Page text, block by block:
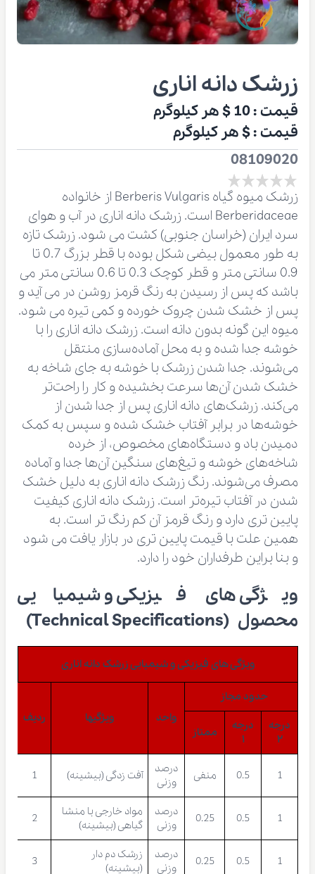
زرشک دانه اناری
قیمت :
هر کیلوگرم
قیمت :$هر کیلوگرم
08109020
زرشک میوه گیاه Berberis Vulgaris از خانواده
Berberidaceae است. زرشک دانه اناری در آب و هوای
سرد ایران (خراسان جنوبی) کشت می شود. زرشک تازه
به طور معمول بیضی شکل بوده با قطر بزرگ 0.7 تا
0.9 سانتی متر و قطر کوچک 0.3 تا 0.6 سانتی متر می
باشد که پس از رسیدن به رنگ قرمز روشن در می آید و
پس از خشک شدن چروک خورده و کمی تیره می شود.
میوه این گونه بدون دانه است. زرشک دانه اناری را با
خوشه جدا شده و به محل آماده‌سازی منتقل
می‌شوند. جدا شدن زرشک با خوشه به جای شاخه به
خشک شدن آن‌ها سرعت بخشیده و کار را راحت‌تر
می‌کند. زرشک‌های دانه اناری پس از جدا شدن از
خوشه‌ها در برابر آفتاب خشک شده و سپس به کمک
دمیدن باد و دستگاه‌های مخصوص، از خرده‌
شاخه‌های خوشه و تیغ‌های سنگین آن‌ها جدا و آماده
مصرف می‌شوند. رنگ زرشک دانه اناری به دلیل خشک
شدن در آفتاب تیره‌تر است. زرشک دانه اناری کیفیت
پایین تری دارد و رنگ قرمز آن کم رنگ تر است. به
همین علت با قیمت پایین تری در بازار یافت می شود
و بنا براین طرفداران خود را دارد.
ویژگی های فیزیکی و شیمیایی
محصول (Technical Specifications)
ویژگی های فیزیکی و شیمیایی زرشک دانه اناری
حدود مجاز
واحد
ویژگیها ردیف
درجه
۲
درجه
۱
ممتاز
1
0.5 منفی
درصد
وزنی
آفت زدگی (بیشینه) 1
1
0.5
0.25
درصد
وزنی
مواد خارجی با منشا
گیاهی (بیشینه)
2
1
0.5
0.25
درصد
وزنی
زرشک دم دار
(بیشینه)
3